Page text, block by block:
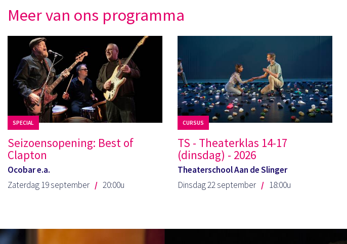
Meer van ons programma
SPECIAL
Seizoensopening: Best of
Clapton
Ocobar e.a.
Zaterdag 19 september
20:00u
CURSUS
TS - Theaterklas 14-17
(dinsdag) - 2026
Theaterschool Aan de Slinger
Dinsdag 22 september
18:00u